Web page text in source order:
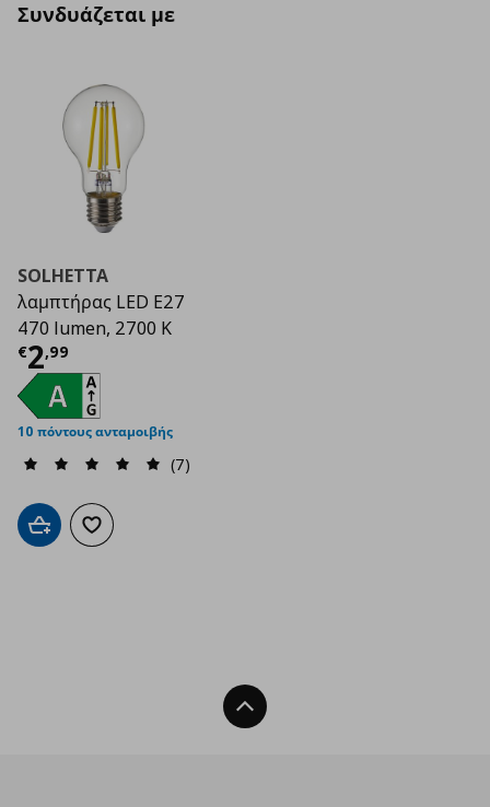
Συνδυάζεται με
SOLHETTA
λαμπτήρας LED E27
470 lumen, 2700 K
€2,99
Τρέχουσα τιμή
10 πόντους ανταμοιβής
(7)
Προσθήκη στο καλάθι
Προσθήκη στα αγαπημένα
Back To Top